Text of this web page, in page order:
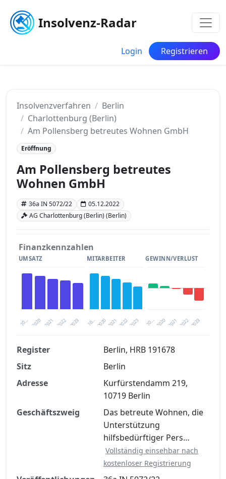
Insolvenz-Radar
Login Registrieren
Insolvenzverfahren
Berlin
Charlottenburg (Berlin)
Am Pollensberg betreutes Wohnen GmbH
Eröffnung
Am Pollensberg betreutes
Wohnen GmbH
36a IN 5072/22
05.12.2022
AG Charlottenburg (Berlin) (Berlin)
Finanzkennzahlen
UMSATZ
20… 2021 2023
2020 2022
MITARBEITER
20… 2021 2023
2020 2022
GEWINN/VERLUST
20… 2021 2023
2020 2022
Finanzkennzahlen nach kostenloser
Registrierung verfügbar
Jetzt kostenlos registrieren
Register
Berlin, HRB 191678
Sitz
Berlin
Adresse
Kurfürstendamm 219,
10719 Berlin
Geschäftszweig
Das betreute Wohnen, die
Unterstützung
hilfsbedürftiger Pers…
Vollständig einsehbar nach
kostenloser Registrierung